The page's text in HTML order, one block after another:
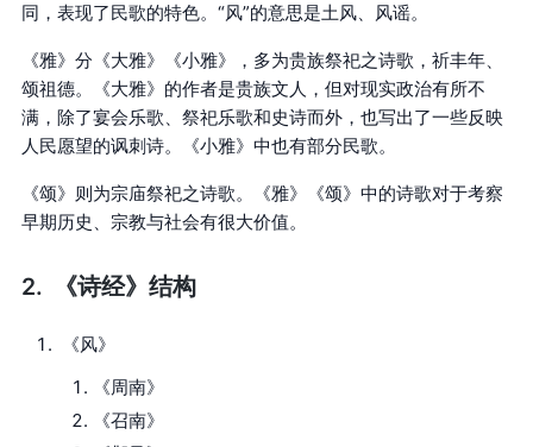
同，表现了民歌的特色。“风”的意思是土风、风谣。
《雅》分《大雅》《小雅》，多为贵族祭祀之诗歌，祈丰年、
颂祖德。《大雅》的作者是贵族文人，但对现实政治有所不
满，除了宴会乐歌、祭祀乐歌和史诗而外，也写出了一些反映
人民愿望的讽刺诗。《小雅》中也有部分民歌。
《颂》则为宗庙祭祀之诗歌。《雅》《颂》中的诗歌对于考察
早期历史、宗教与社会有很大价值。
《诗经》结构
《风》
《周南》
《召南》